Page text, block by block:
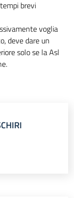
brevi
voglia
deve dare un
solo se la Asl